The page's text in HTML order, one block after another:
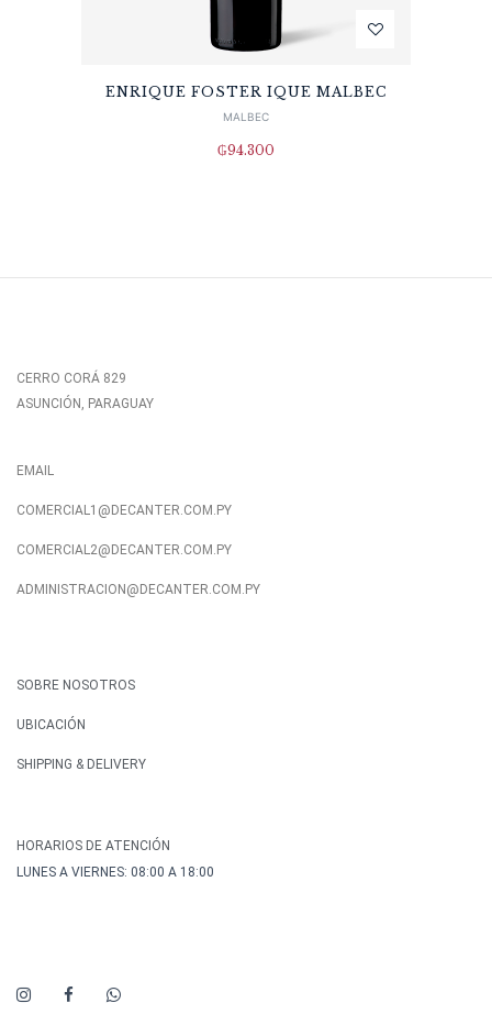
ENRIQUE FOSTER IQUE MALBEC
MALBEC
₲94.300
CERRO CORÁ 829
ASUNCIÓN, PARAGUAY
EMAIL
COMERCIAL1@DECANTER.COM.PY
COMERCIAL2@DECANTER.COM.PY
ADMINISTRACION@DECANTER.COM.PY
SOBRE NOSOTROS
UBICACIÓN
SHIPPING & DELIVERY
HORARIOS DE ATENCIÓN
LUNES A VIERNES: 08:00 A 18:00